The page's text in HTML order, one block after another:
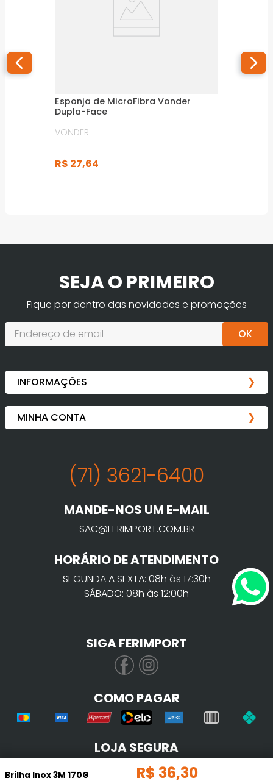
Brilha Inox 3M 170G R$ 36,30
Esponja de MicroFibra Vonder
Dupla-Face
VONDER
R$ 27,64
SEJA O PRIMEIRO
Fique por dentro das novidades e promoções
OK
(71) 3621-6400
MANDE-NOS UM E-MAIL
SAC@FERIMPORT.COM.BR
HORÁRIO DE ATENDIMENTO
SEGUNDA A SEXTA: 08h às 17:30h
SÁBADO: 08h às 12:00h
SIGA FERIMPORT
COMO PAGAR
LOJA SEGURA